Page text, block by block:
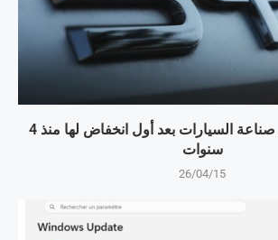
شركة BYD تحذر صناعة السيارات بعد أول انخفاض لها منذ 4
سنوات
26/04/15